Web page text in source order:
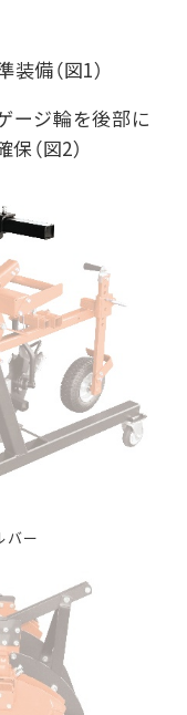
備（図1）
ージ輪を後部に
（図2）
バー